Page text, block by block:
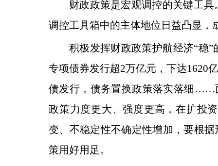
财政政策是宏观调控的关键工
调控工具箱中的主体地位日益凸显
积极发挥财政政策护航经济“稳
专项债券发行超2万亿元，下达1620
债发行，债务置换政策落实落细……
政策力度更大、强度更高，在扩投
变、不稳定性不确定性增加，要根
策用好用足。